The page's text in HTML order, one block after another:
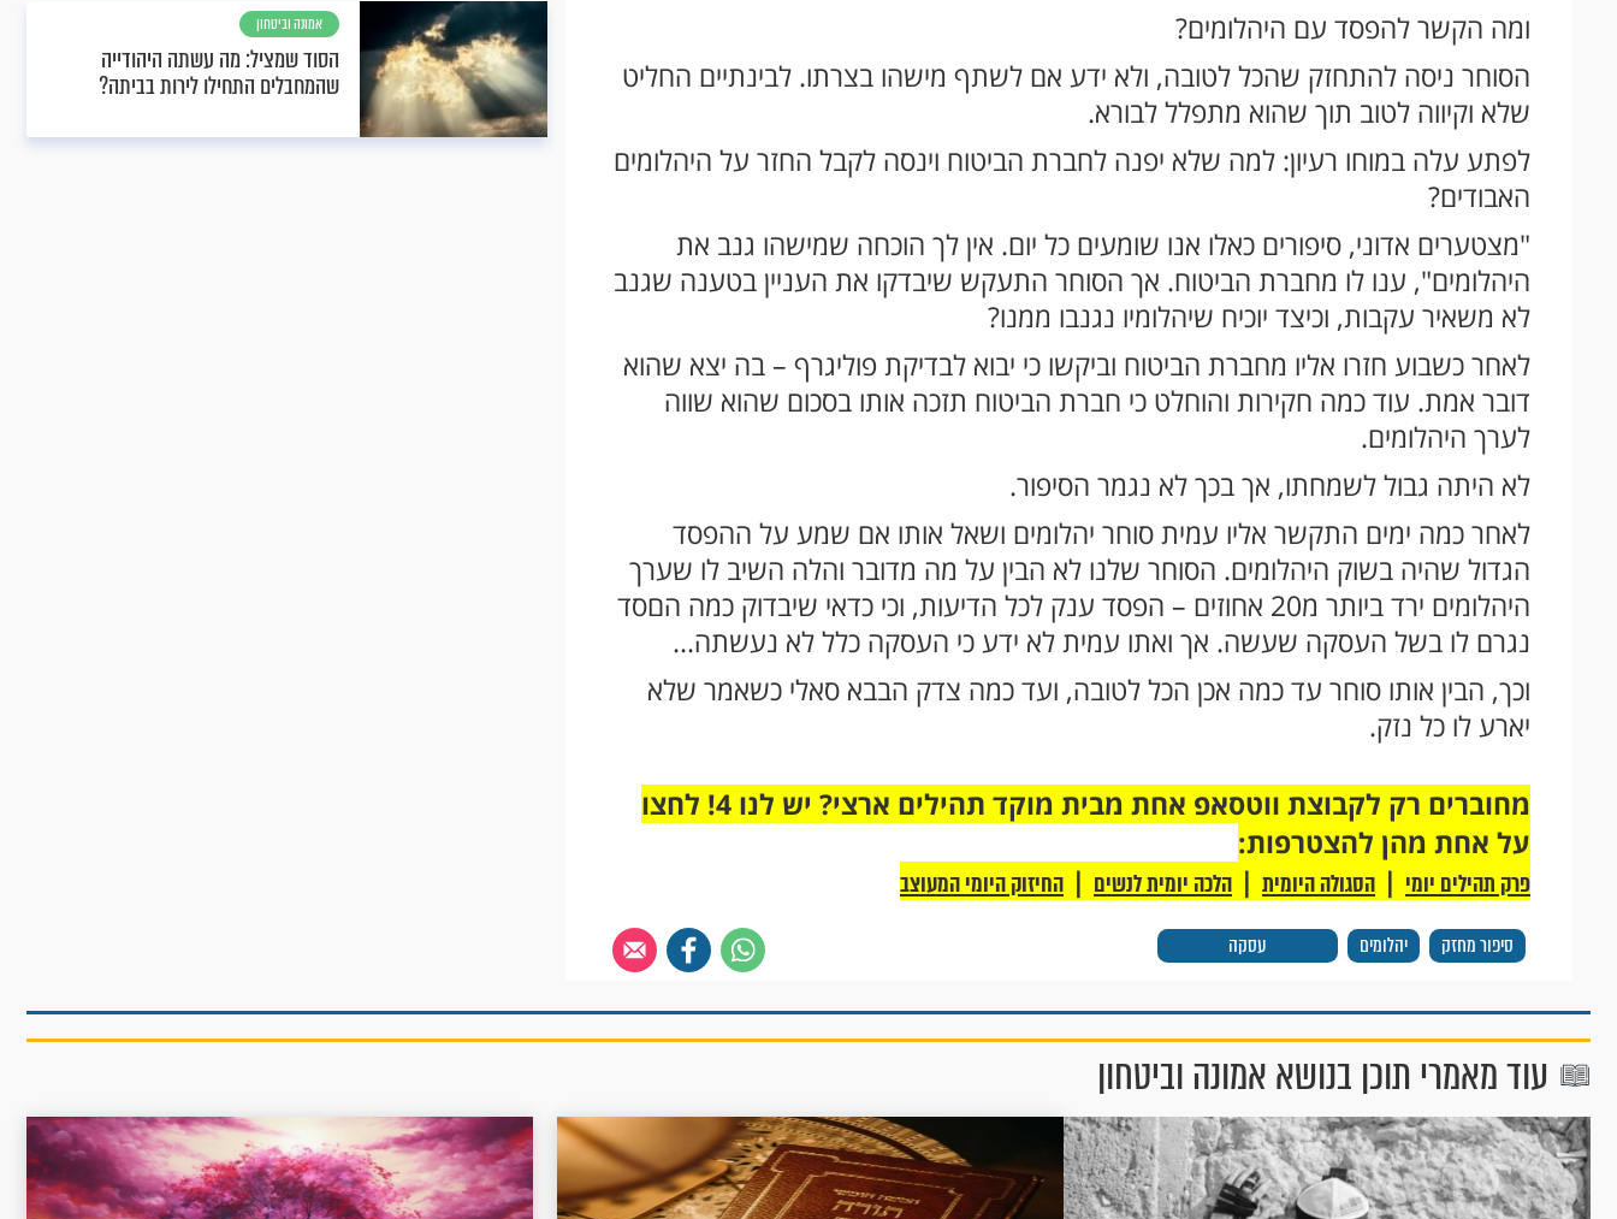
ומה הקשר להפסד עם היהלומים?
הסוחר ניסה להתחזק שהכל לטובה, ולא ידע אם לשתף מישהו בצרתו. לבינתיים החליט
שלא וקיווה לטוב תוך שהוא מתפלל לבורא.
לפתע עלה במוחו רעיון: למה שלא יפנה לחברת הביטוח וינסה לקבל החזר על היהלומים
האבודים?
"מצטערים אדוני, סיפורים כאלו אנו שומעים כל יום. אין לך הוכחה שמישהו גנב את
היהלומים", ענו לו מחברת הביטוח. אך הסוחר התעקש שיבדקו את העניין בטענה שגנב
לא משאיר עקבות, וכיצד יוכיח שיהלומיו נגנבו ממנו?
לאחר כשבוע חזרו אליו מחברת הביטוח וביקשו כי יבוא לבדיקת פוליגרף – בה יצא שהוא
דובר אמת. עוד כמה חקירות והוחלט כי חברת הביטוח תזכה אותו בסכום שהוא שווה
לערך היהלומים.
לא היתה גבול לשמחתו, אך בכך לא נגמר הסיפור.
לאחר כמה ימים התקשר אליו עמית סוחר יהלומים ושאל אותו אם שמע על ההפסד
הגדול שהיה בשוק היהלומים. הסוחר שלנו לא הבין על מה מדובר והלה השיב לו שערך
היהלומים ירד ביותר מ20 אחוזים – הפסד ענק לכל הדיעות, וכי כדאי שיבדוק כמה הםסד
נגרם לו בשל העסקה שעשה. אך ואתו עמית לא ידע כי העסקה כלל לא נעשתה...
וכך, הבין אותו סוחר עד כמה אכן הכל לטובה, ועד כמה צדק הבבא סאלי כשאמר שלא
יארע לו כל נזק.
סיפור מחזק יהלומים עסקה
מחוברים רק לקבוצת ווטסאפ אחת מבית מוקד תהילים ארצי? יש לנו 4! לחצו
על אחת מהן להצטרפות:
פרק תהילים יומי | הסגולה היומית | הלכה יומית לנשים | החיזוק היומי המעוצב
אמונה וביטחון
הסוד שמציל: מה עשתה היהודייה
שהמחבלים התחילו לירות בביתה?
עוד מאמרי תוכן בנושא אמונה וביטחון